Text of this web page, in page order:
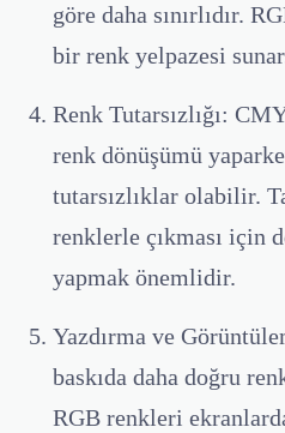
göre daha sınırlıdır.
bir renk yelpazesi
Renk Tutarsızlığı:
renk dönüşümü
tutarsızlıklar olabilir.
renklerle çıkması için
yapmak önemlidir.
Yazdırma ve
baskıda daha doğru
RGB renkleri